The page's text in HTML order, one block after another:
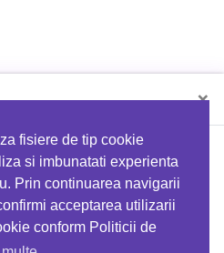
fisiere de tip cookie
si imbunatati experienta
Prin continuarea navigarii
acceptarea utilizarii
conform Politicii de
×
comandă folosind codul